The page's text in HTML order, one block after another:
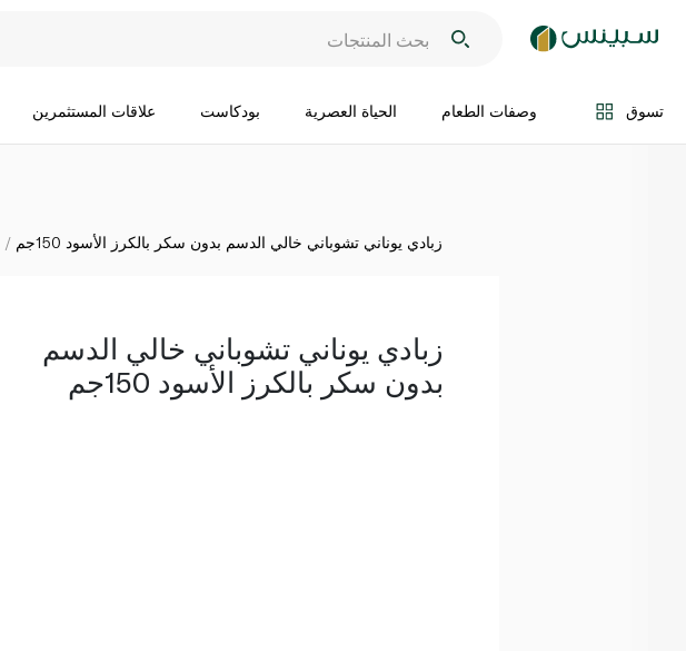
تسوق وصفات الطعام الحياة العصرية بودكاست علاقات المستثمرين
اضف الى السلة
زبادي يوناني تشوباني خالي الدسم بدون سكر بالكرز الأسود 150جم
زبادي يوناني تشوباني خالي الدسم
بدون سكر بالكرز الأسود 150جم